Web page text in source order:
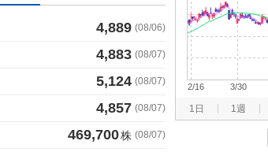
4,889 (08/06)
4,883 (08/07)
5,124 (08/07)
4,857 (08/07)
469,700株 (08/07)
1日 1週
2/16 3/30